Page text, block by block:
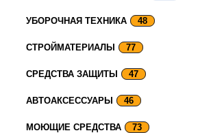
УБОРОЧНАЯ ТЕХНИКА 48
СТРОЙМАТЕРИАЛЫ 77
СРЕДСТВА ЗАЩИТЫ 47
АВТОАКСЕССУАРЫ 46
МОЮЩИЕ СРЕДСТВА 73